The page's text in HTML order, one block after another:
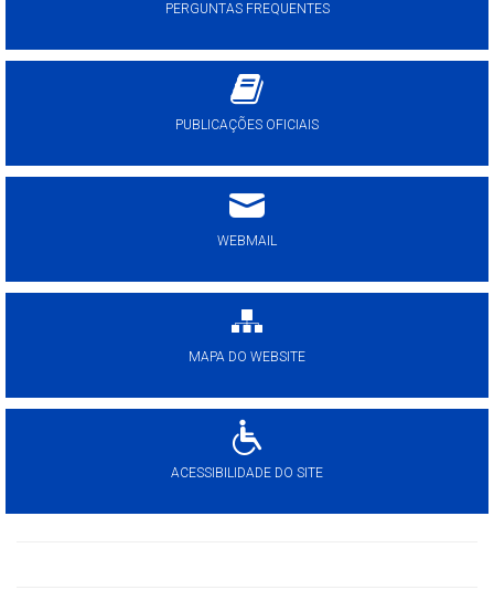
PERGUNTAS FREQUENTES
PUBLICAÇÕES OFICIAIS
WEBMAIL
MAPA DO WEBSITE
ACESSIBILIDADE DO SITE